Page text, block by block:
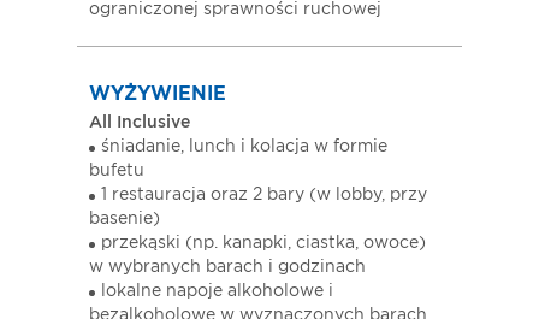
ograniczonej sprawności ruchowej
WYŻYWIENIE
All Inclusive
śniadanie, lunch i kolacja w formie
bufetu
1 restauracja oraz 2 bary (w lobby, przy
basenie)
przekąski (np. kanapki, ciastka, owoce)
w wybranych barach i godzinach
lokalne napoje alkoholowe i
bezalkoholowe w wyznaczonych barach